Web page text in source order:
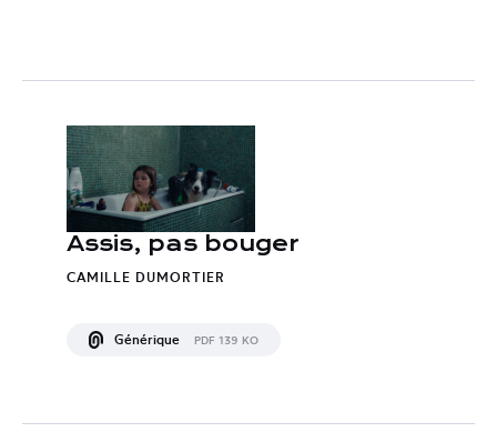
Assis, pas bouger
CAMILLE DUMORTIER
Générique PDF 139 KO